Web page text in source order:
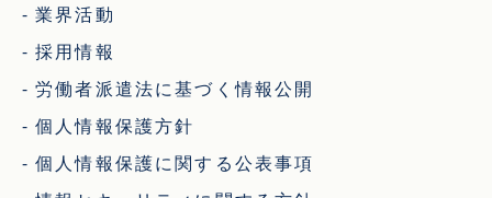
業界活動
採用情報
労働者派遣法に基づく情報公開
個人情報保護方針
個人情報保護に関する公表事項